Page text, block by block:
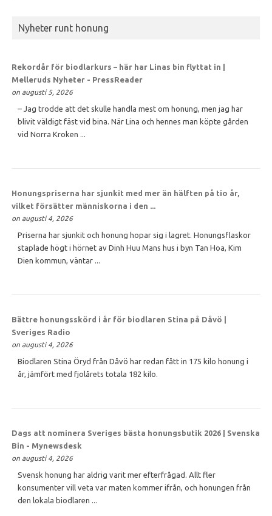
Nyheter runt honung
Rekordår för biodlarkurs – här har Linas bin flyttat in |
Melleruds Nyheter - PressReader
on augusti 5, 2026
– Jag trodde att det skulle handla mest om honung, men jag har
blivit väldigt fäst vid bina. När Lina och hennes man köpte gården
vid Norra Kroken ...
Honungspriserna har sjunkit med mer än hälften på tio år,
vilket försätter människorna i den ...
on augusti 4, 2026
Priserna har sjunkit och honung hopar sig i lagret. Honungsflaskor
staplade högt i hörnet av Dinh Huu Mans hus i byn Tan Hoa, Kim
Dien kommun, väntar ...
Bättre honungsskörd i år för biodlaren Stina på Dåvö |
Sveriges Radio
on augusti 4, 2026
Biodlaren Stina Öryd från Dåvö har redan fått in 175 kilo honung i
år, jämfört med fjolårets totala 182 kilo.
Dags att nominera Sveriges bästa honungsbutik 2026 | Svenska
Bin - Mynewsdesk
on augusti 4, 2026
Svensk honung har aldrig varit mer efterfrågad. Allt fler
konsumenter vill veta var maten kommer ifrån, och honungen från
den lokala biodlaren ...